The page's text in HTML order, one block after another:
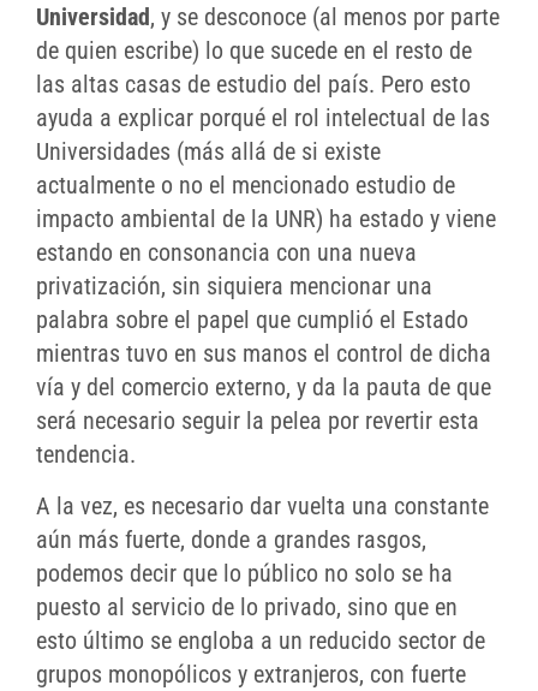
Universidad, y se desconoce (al menos por parte
de quien escribe) lo que sucede en el resto de
las altas casas de estudio del país. Pero esto
ayuda a explicar porqué el rol intelectual de las
Universidades (más allá de si existe
actualmente o no el mencionado estudio de
impacto ambiental de la UNR) ha estado y viene
estando en consonancia con una nueva
privatización, sin siquiera mencionar una
palabra sobre el papel que cumplió el Estado
mientras tuvo en sus manos el control de dicha
vía y del comercio externo, y da la pauta de que
será necesario seguir la pelea por revertir esta
tendencia.
A la vez, es necesario dar vuelta una constante
aún más fuerte, donde a grandes rasgos,
podemos decir que lo público no solo se ha
puesto al servicio de lo privado, sino que en
esto último se engloba a un reducido sector de
grupos monopólicos y extranjeros, con fuerte